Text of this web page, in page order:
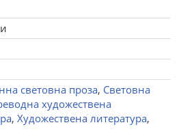
световна проза, Световна
художествена
, Художествена литература,